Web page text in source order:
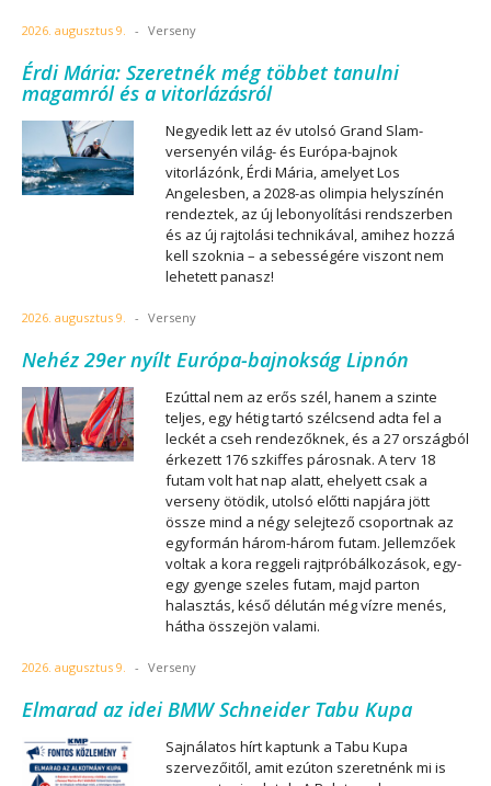
2026. augusztus 9. - Verseny
Érdi Mária: Szeretnék még többet tanulni
magamról és a vitorlázásról
Negyedik lett az év utolsó Grand Slam-
versenyén világ- és Európa-bajnok
vitorlázónk, Érdi Mária, amelyet Los
Angelesben, a 2028-as olimpia helyszínén
rendeztek, az új lebonyolítási rendszerben
és az új rajtolási technikával, amihez hozzá
kell szoknia – a sebességére viszont nem
lehetett panasz!
2026. augusztus 9. - Verseny
Nehéz 29er nyílt Európa-bajnokság Lipnón
Ezúttal nem az erős szél, hanem a szinte
teljes, egy hétig tartó szélcsend adta fel a
leckét a cseh rendezőknek, és a 27 országból
érkezett 176 szkiffes párosnak. A terv 18
futam volt hat nap alatt, ehelyett csak a
verseny ötödik, utolsó előtti napjára jött
össze mind a négy selejtező csoportnak az
egyformán három-három futam. Jellemzőek
voltak a kora reggeli rajtpróbálkozások, egy-
egy gyenge szeles futam, majd parton
halasztás, késő délután még vízre menés,
hátha összejön valami.
2026. augusztus 9. - Verseny
Elmarad az idei BMW Schneider Tabu Kupa
Sajnálatos hírt kaptunk a Tabu Kupa
szervezőitől, amit ezúton szeretnénk mi is